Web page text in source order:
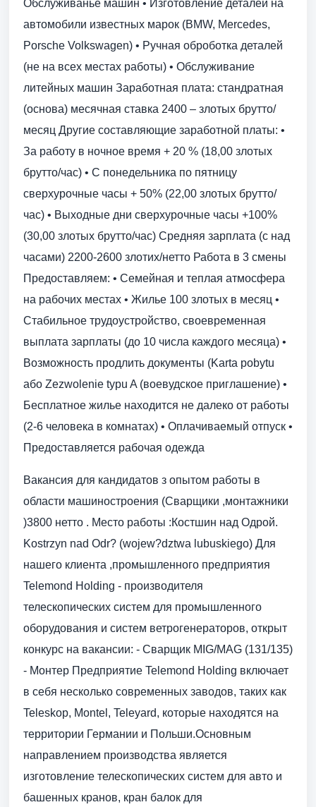
Обслуживанье машин • Изготовление деталей на
автомобили известных марок (BMW, Mercedes,
Porsche Volkswagen) • Ручная оброботка деталей
(не на всех местах работы) • Обслуживание
литейных машин Заработная плата: стандратная
(основа) месячная ставка 2400 – злотых брутто/
месяц Другие составляющие заработной платы: •
За работу в ночное время + 20 % (18,00 злотых
брутто/час) • С понедельника по пятницу
сверхурочные часы + 50% (22,00 злотых брутто/
час) • Выходные дни сверхурочные часы +100%
(30,00 злотых брутто/час) Средняя зарплата (с над
часами) 2200-2600 злотих/нетто Работа в 3 смены
Предоставляем: • Семейная и теплая атмосфера
на рабочих местах • Жилье 100 злотых в месяц •
Стабильное трудоустройство, своевременная
выплата зарплаты (до 10 числа каждого месяца) •
Возможность продлить документы (Karta pobytu
або Zezwolenie typu A (воевудское приглашение) •
Бесплатное жилье находится не далеко от работы
(2-6 человека в комнатах) • Оплачиваемый отпуск •
Предоставляется рабочая одежда
Вакансия для кандидатов з опытом работы в
области машиностроения (Сварщики ,монтажники
)3800 нетто . Место работы :Костшин над Одрой.
Kostrzyn nad Odr? (wojew?dztwa lubuskiego) Для
нашего клиента ,промышленного предприятия
Telemond Holding - производителя
телескопических систем для промышленного
оборудования и систем ветрогенераторов, открыт
конкурс на вакансии: - Сварщик MIG/MAG (131/135)
- Монтер Предприятие Telemond Holding включает
в себя несколько современных заводов, таких как
Teleskop, Montel, Teleyard, которые находятся на
территории Германии и Польши.Основным
направлением производства является
изготовление телескопических систем для авто и
башенных кранов, кран балок для